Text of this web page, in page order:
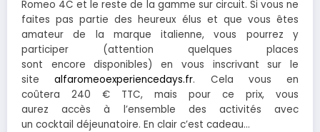
Romeo 4C et le reste de la gamme sur circuit. Si vous ne
faites pas partie des heureux élus et que vous êtes
amateur de la marque italienne, vous pourrez y
participer (attention quelques places
sont encore disponibles) en vous inscrivant sur le
sitealfaromeoexperiencedays.fr. Cela vous en
coûtera 240 € TTC, mais pour ce prix, vous
aurez accès à l’ensemble des activités avec
un cocktail déjeunatoire. En clair c’est cadeau…